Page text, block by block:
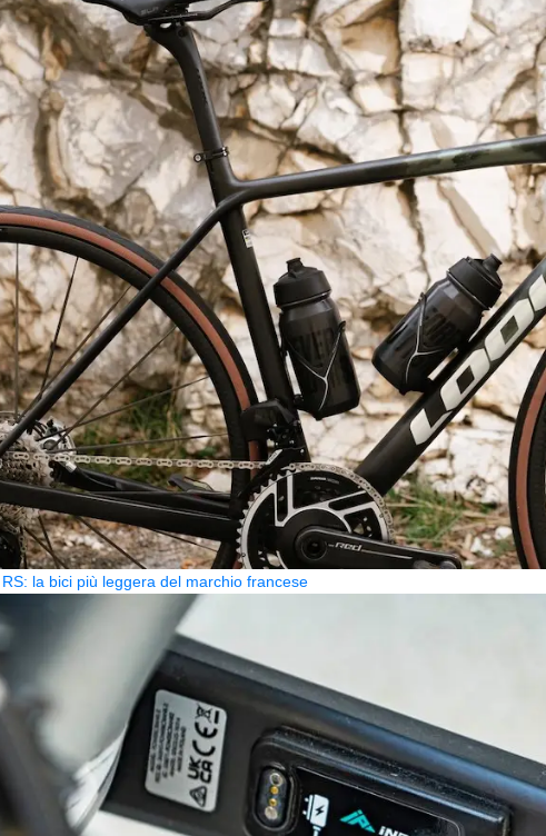
la bici più leggera del marchio francese